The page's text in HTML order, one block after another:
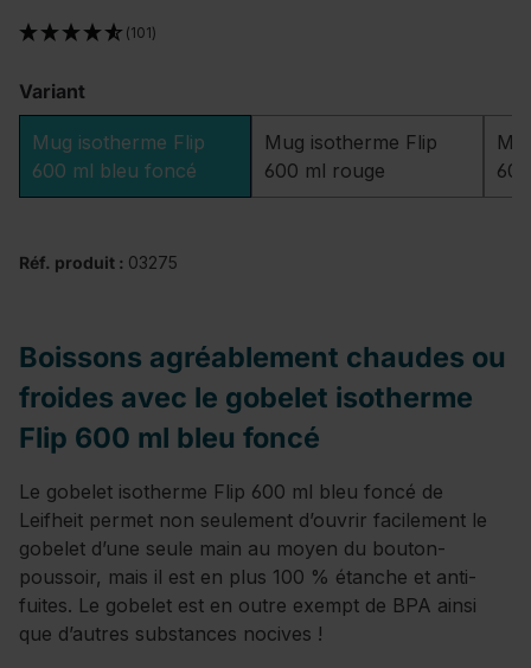
(101)
Variant
Mug isotherme Flip
600 ml bleu foncé
Mug isotherme Flip
600 ml rouge
Réf. produit : 03275
Boissons agréablement chaudes ou
froides avec le gobelet isotherme
Flip 600 ml bleu foncé
Le gobelet isotherme Flip 600 ml bleu foncé de
Leifheit permet non seulement d’ouvrir facilement le
gobelet d’une seule main au moyen du bouton-
poussoir, mais il est en plus 100 % étanche et anti-
fuites. Le gobelet est en outre exempt de BPA ainsi
que d’autres substances nocives !